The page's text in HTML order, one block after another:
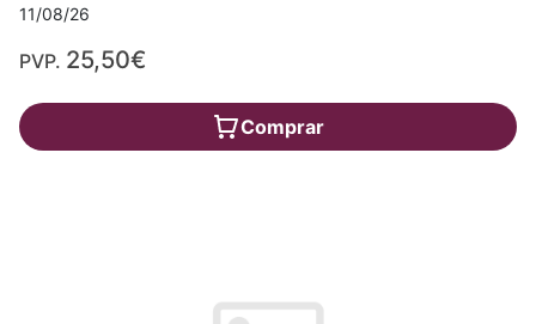
11/08/26
PVP. 25,50€
Comprar